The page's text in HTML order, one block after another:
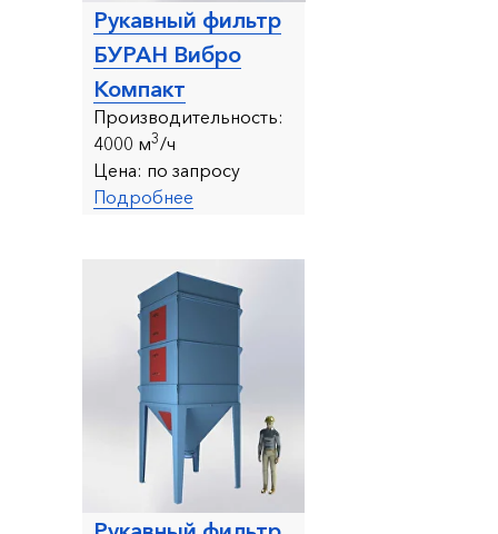
Рукавный фильтр
БУРАН Вибро
Компакт
Производительность:
4000 м3/ч
Цена: по запросу
Подробнее